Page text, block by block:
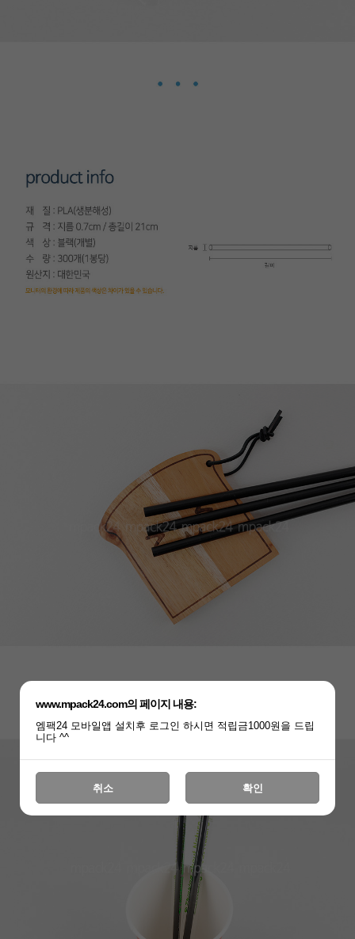
www.mpack24.com의 페이지 내용:
엠팩24 모바일앱 설치후 로그인 하시면 적립금1000원을 드립
니다 ^^
취소 확인